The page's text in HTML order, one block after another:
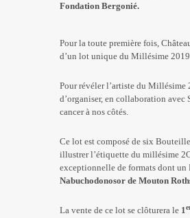
Fondation Bergonié.
Pour la toute première fois,
d’un lot unique du Millésime 2019
Pour révéler l’artiste du
d’organiser, en collaboration
cancer à nos côtés.
Ce lot est composé de six
illustrer l’étiquette du millésime
exceptionnelle de formats dont un
Nabuchodonosor de Mouton
La vente de ce lot se clôturera le 1